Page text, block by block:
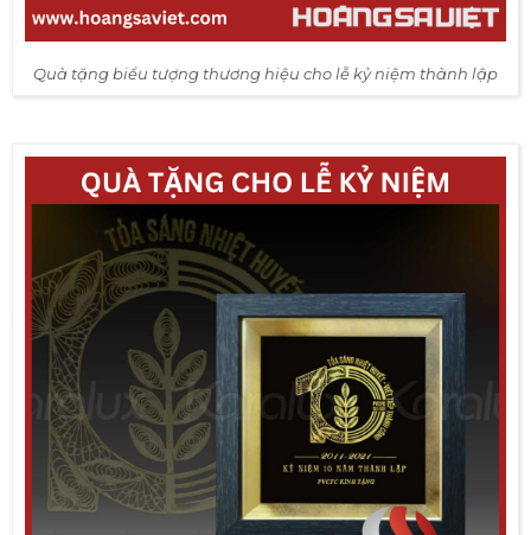
Quà tặng biểu tượng thương hiệu cho lễ kỷ niệm thành lập